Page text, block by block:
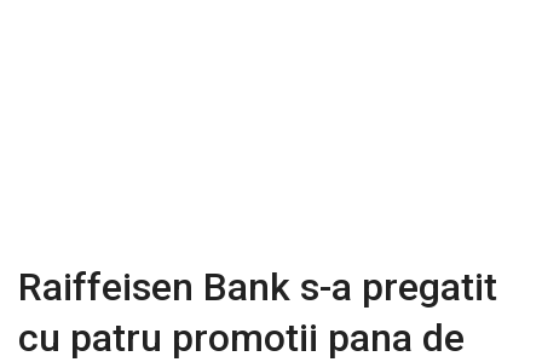
Raiffeisen Bank s-a pregatit
cu patru promotii pana de